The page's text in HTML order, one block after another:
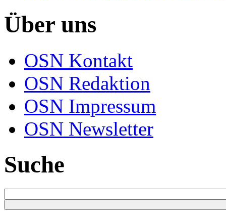
Über uns
OSN Kontakt
OSN Redaktion
OSN Impressum
OSN Newsletter
Suche